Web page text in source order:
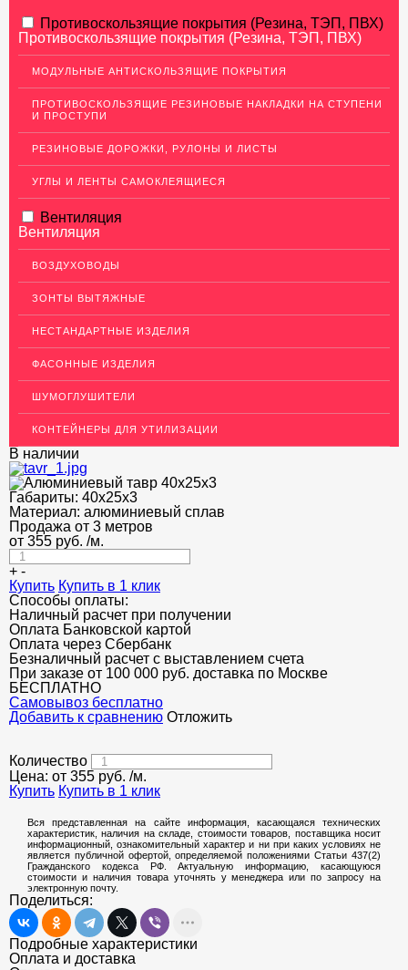
АЛЮМИНИЕВЫЙ ПРОКАТ
Перфорированный лист
Алюминиевые листы
Гладкие алюминиевые листы
Рифленые алюминиевые листы
Алюминиевые профили
Алюминиевые трубы
Профиль для гипсокартона, МДФ, панелей
ЭЛЕКТРОДЫ
ДЕКОРАТИВНЫЙ УГОЛОК
МЕТАЛЛИЧЕСКИЕ ПОРОГИ НАПОЛЬНЫЕ (ДЛЯ ПОЛА),
РАСКЛАДКА, ПЛИНТУС
ПОТОЛКИ
АКЦИИ
НЕДОРОГОЙ МЕТАЛЛОПРОКАТ
Противоскользящие покрытия (Резина, ТЭП, ПВХ)
Противоскользящие покрытия (Резина, ТЭП, ПВХ)
МОДУЛЬНЫЕ АНТИСКОЛЬЗЯЩИЕ ПОКРЫТИЯ
ПРОТИВОСКОЛЬЗЯЩИЕ РЕЗИНОВЫЕ НАКЛАДКИ НА СТУПЕНИ
И ПРОСТУПИ
РЕЗИНОВЫЕ ДОРОЖКИ, РУЛОНЫ И ЛИСТЫ
УГЛЫ И ЛЕНТЫ САМОКЛЕЯЩИЕСЯ
Вентиляция
Вентиляция
ВОЗДУХОВОДЫ
ЗОНТЫ ВЫТЯЖНЫЕ
НЕСТАНДАРТНЫЕ ИЗДЕЛИЯ
ФАСОННЫЕ ИЗДЕЛИЯ
ШУМОГЛУШИТЕЛИ
КОНТЕЙНЕРЫ ДЛЯ УТИЛИЗАЦИИ
В наличии
Габариты: 40х25х3
Материал: алюминиевый сплав
Продажа от 3 метров
от 355 руб. /м.
+ -
Купить Купить в 1 клик
Способы оплаты:
Наличный расчет при получении
Оплата Банковской картой
Оплата через Сбербанк
Безналичный расчет с выставлением счета
При заказе от 100 000 руб. доставка по Москве
БЕСПЛАТНО
Cамовывоз бесплатно
Добавить к сравнению Отложить
Количество
Цена: от 355 руб. /м.
Купить Купить в 1 клик
Вся представленная на сайте информация, касающаяся технических
характеристик, наличия на складе, стоимости товаров, поставщика носит
информационный, ознакомительный характер и ни при каких условиях не
является публичной офертой, определяемой положениями Статьи 437(2)
Гражданского кодекса РФ. Актуальную информацию, касающуюся
стоимости и наличия товара уточнять у менеджера или по запросу на
электронную почту.
Поделиться:
Подробные характеристики
Оплата и доставка